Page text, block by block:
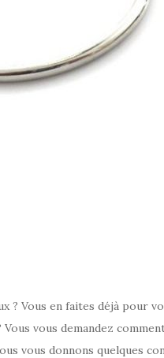
? Vous en faites déjà pour
vous demandez
vous donnons quelques